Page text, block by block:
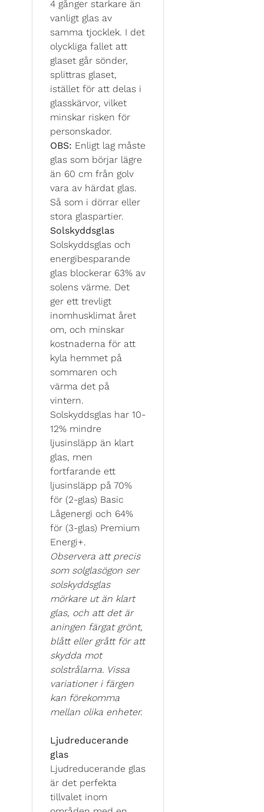
4 gånger starkare än
vanligt glas av
samma tjocklek. I det
olyckliga fallet att
glaset går sönder,
splittras glaset,
istället för att delas i
glasskärvor, vilket
minskar risken för
personskador.
OBS: Enligt lag måste
glas som börjar lägre
än 60 cm från golv
vara av härdat glas.
Så som i dörrar eller
stora glaspartier.
Solskyddsglas
Solskyddsglas och
energibesparande
glas blockerar 63% av
solens värme. Det
ger ett trevligt
inomhusklimat året
om, och minskar
kostnaderna för att
kyla hemmet på
sommaren och
värma det på
vintern.
Solskyddsglas har 10-
12% mindre
ljusinsläpp än klart
glas, men
fortfarande ett
ljusinsläpp på 70%
för (2-glas) Basic
Lågenergi och 64%
för (3-glas) Premium
Energi+.
Observera att precis
som solglasögon ser
solskyddsglas
mörkare ut än klart
glas, och att det är
aningen färgat grönt,
blått eller grått för att
skydda mot
solstrålarna. Vissa
variationer i färgen
kan förekomma
mellan olika enheter.
Ljudreducerande
glas
Ljudreducerande glas
är det perfekta
tillvalet inom